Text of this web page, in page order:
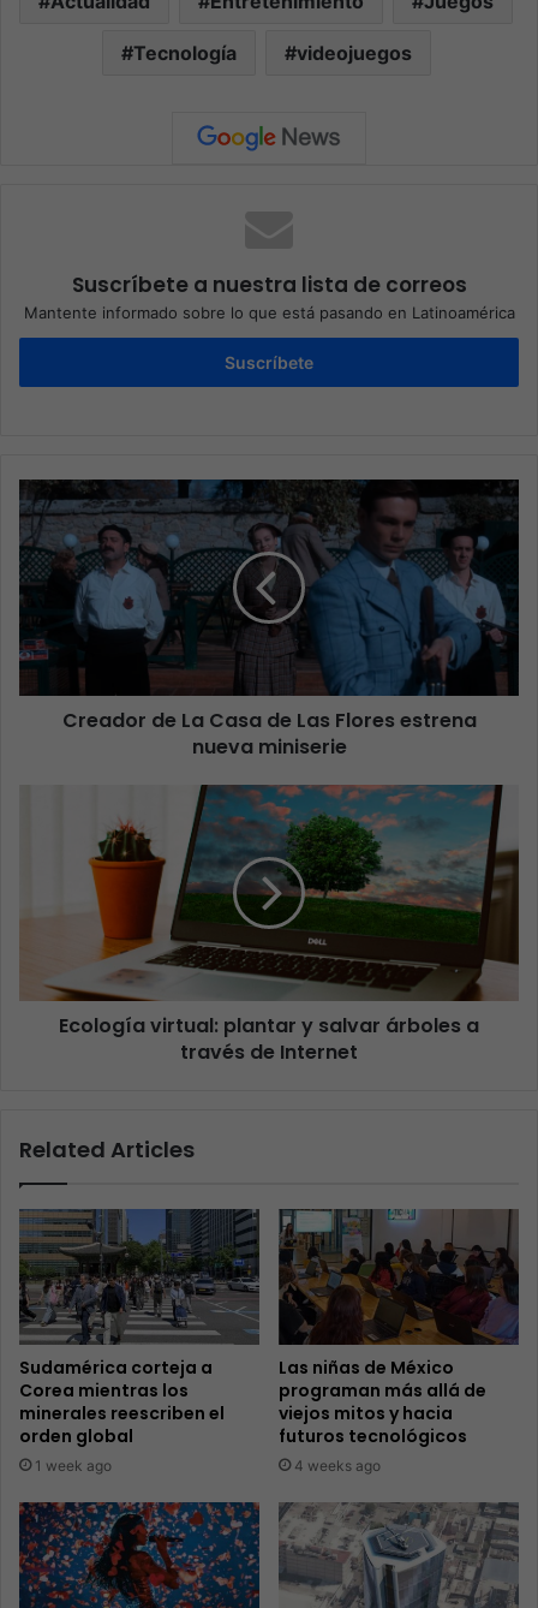
Tecnología videojuegos
Suscríbete a nuestra lista de correos
Mantente informado sobre lo que está pasando en Latinoamérica
Suscríbete
Creador de La Casa de Las Flores estrena
nueva miniserie
Ecología virtual: plantar y salvar árboles a
través de Internet
Related Articles
Sudamérica corteja a
Corea mientras los
minerales reescriben el
orden global
1 week ago
Las niñas de México
programan más allá de
viejos mitos y hacia
futuros tecnológicos
4 weeks ago